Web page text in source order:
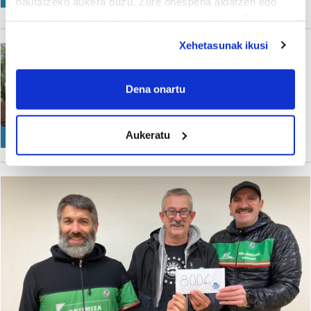
If you allow, we would also like to:
Collect information about your geographical
meters
Identify your device by actively scanning it for
specific characteristics (fingerprinting)
and set your preferences in thedetails section.
Guk eta gure bazkideek zure datu pertsonalak
prozesatzen ditugu, zure IP zenbakia, besteak beste,
teknologia erabiliz, cookieak adibidez, iragarki eta eduki
pertsonalizatuak eskaintzeko, iragarkiak eta edukia
neurtzeko, jendeari buruzko informazioa biltzeko eta
produktuak garatzeko. Zure datuak nork eta zertarako
Xehetasunak ikusi
Dena onartu
Aukeratu
A. Vierbücher
Festa giroan ezkutatuta,
irain mezuak idatzi dituzte
Ataungo Oargi elkartean